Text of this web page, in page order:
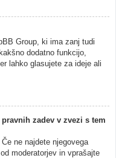
Group, ki ima zanj tudi
dodatno funkcijo,
lahko glasujete za ideje ali
zadev v zvezi s tem
ne najdete njegovega
moderatorjev in vprašajte